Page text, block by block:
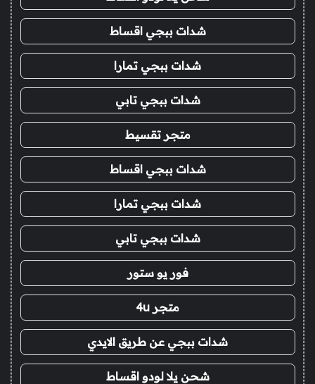
شدات ببجي اقساط
شدات ببجي تمارا
شدات ببجي تابي
متجر تقسيط
شدات ببجي اقساط
شدات ببجي تمارا
شدات ببجي تابي
فور يو ستور
متجر 4u
شدات ببجي عن طريق الايدي
شحن يلا لودو اقساط